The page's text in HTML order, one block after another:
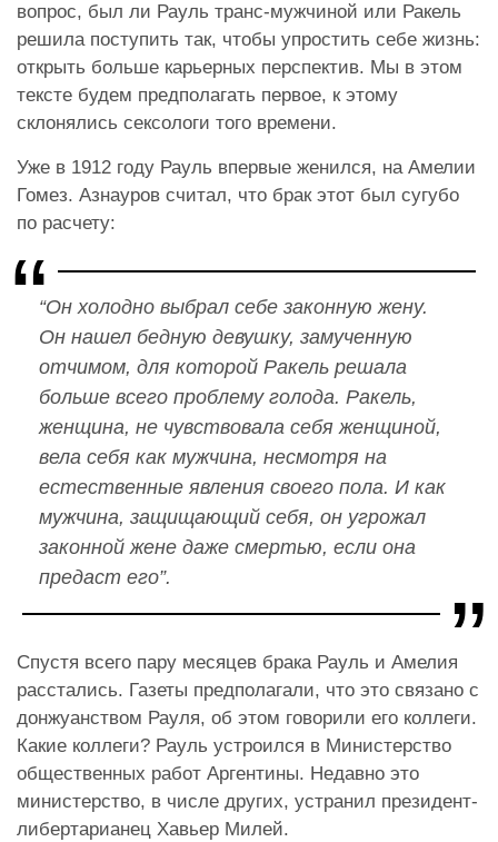
вопрос, был ли Рауль транс-мужчиной или Ракель
решила поступить так, чтобы упростить себе жизнь:
открыть больше карьерных перспектив. Мы в этом
тексте будем предполагать первое, к этому
склонялись сексологи того времени.
Уже в 1912 году Рауль впервые женился, на Амелии
Гомез. Азнауров считал, что брак этот был сугубо
по расчету:
“Он холодно выбрал себе законную жену.
Он нашел бедную девушку, замученную
отчимом, для которой Ракель решала
больше всего проблему голода. Ракель,
женщина, не чувствовала себя женщиной,
вела себя как мужчина, несмотря на
естественные явления своего пола. И как
мужчина, защищающий себя, он угрожал
законной жене даже смертью, если она
предаст его”.
Спустя всего пару месяцев брака Рауль и Амелия
расстались. Газеты предполагали, что это связано с
донжуанством Рауля, об этом говорили его коллеги.
Какие коллеги? Рауль устроился в Министерство
общественных работ Аргентины. Недавно это
министерство, в числе других, устранил президент-
либертарианец Хавьер Милей.